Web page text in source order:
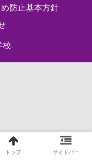
防止基本方針
.
トップ サイドバー